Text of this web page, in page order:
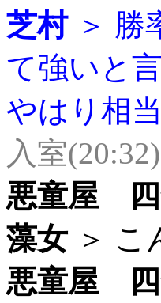
芝村＞ 勝
て強いと
やはり相
入室
悪童屋
藻女 ＞ こ
悪童屋